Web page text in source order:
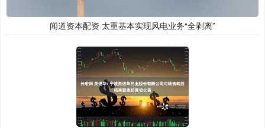
闻道资本配资 太重基本实现风电业务“全剥离”